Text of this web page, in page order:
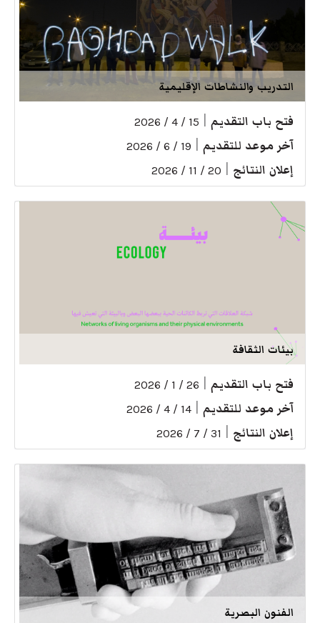
التدريب والنشاطات الإقليمية
فتح باب التقديم 15 / 4 / 2026
آخر موعد للتقديم 19 / 6 / 2026
إعلان النتائج 20 / 11 / 2026
بيئات الثقافة
فتح باب التقديم 26 / 1 / 2026
آخر موعد للتقديم 14 / 4 / 2026
إعلان النتائج 31 / 7 / 2026
الفنون البصرية